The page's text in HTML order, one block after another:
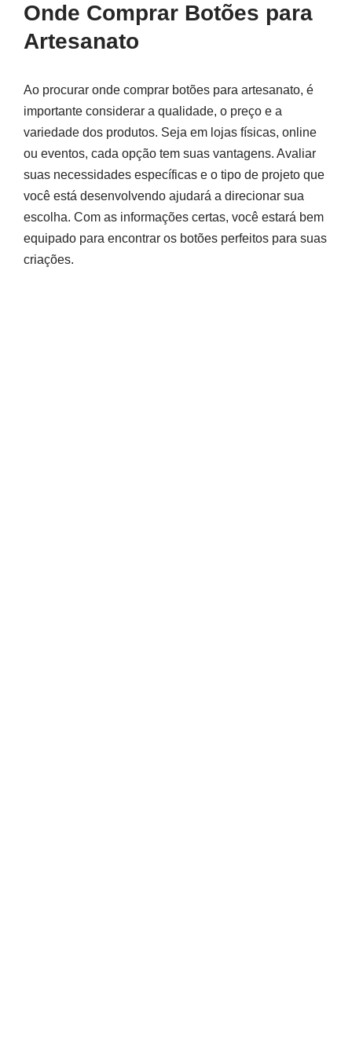
Onde Comprar Botões para
Artesanato
Ao procurar onde comprar botões para artesanato, é
importante considerar a qualidade, o preço e a
variedade dos produtos. Seja em lojas físicas, online
ou eventos, cada opção tem suas vantagens. Avaliar
suas necessidades específicas e o tipo de projeto que
você está desenvolvendo ajudará a direcionar sua
escolha. Com as informações certas, você estará bem
equipado para encontrar os botões perfeitos para suas
criações.